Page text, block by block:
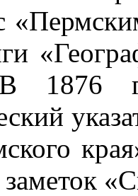
В 1876